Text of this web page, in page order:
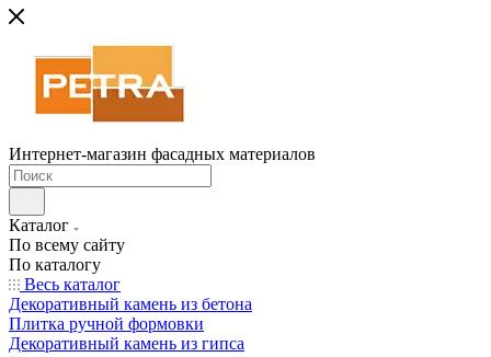
Интернет-магазин фасадных материалов
Каталог
По всему сайту
По каталогу
Весь каталог
Декоративный камень из бетона
Плитка ручной формовки
Декоративный камень из гипса